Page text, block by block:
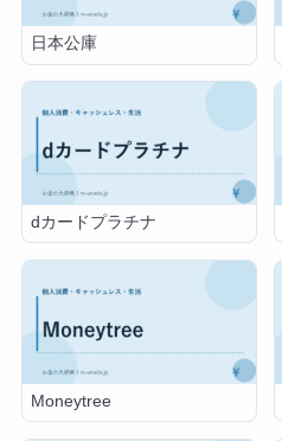
日本公庫
dカードプラチナ
Moneytree